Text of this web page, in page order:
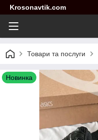
Krosonavtik.com
Товари та послуги
Новинка